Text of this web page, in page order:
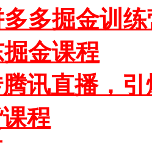
多多掘金训
金课程
讯直播，
程